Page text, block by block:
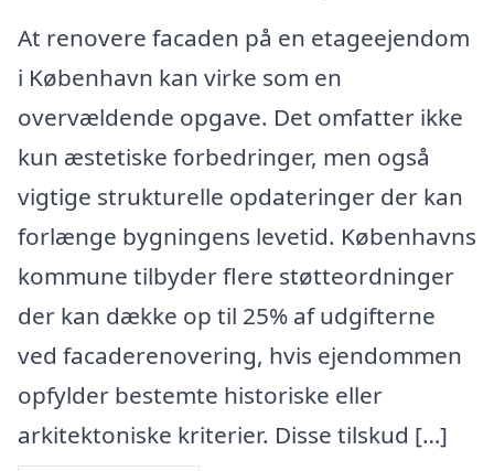
At renovere facaden på en etageejendom
i København kan virke som en
overvældende opgave. Det omfatter ikke
kun æstetiske forbedringer, men også
vigtige strukturelle opdateringer der kan
forlænge bygningens levetid. Københavns
kommune tilbyder flere støtteordninger
der kan dække op til 25% af udgifterne
ved facaderenovering, hvis ejendommen
opfylder bestemte historiske eller
arkitektoniske kriterier. Disse tilskud […]